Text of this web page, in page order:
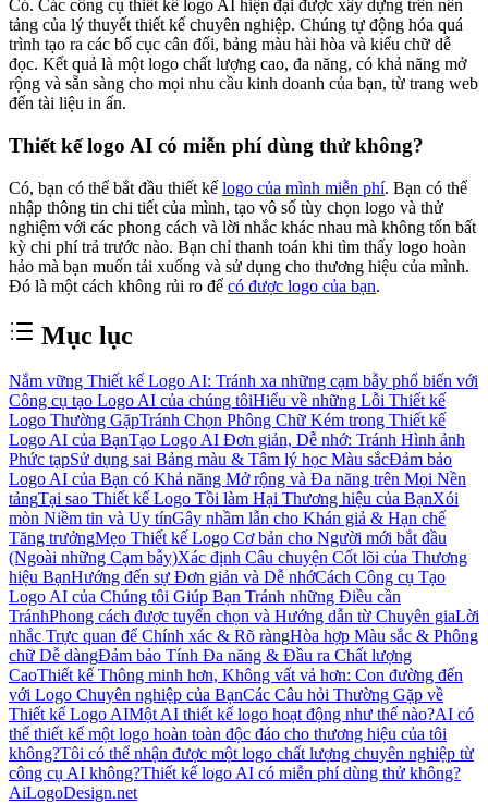
Có. Các công cụ thiết kế logo AI hiện đại được xây dựng trên nền
tảng của lý thuyết thiết kế chuyên nghiệp. Chúng tự động hóa quá
trình tạo ra các bố cục cân đối, bảng màu hài hòa và kiểu chữ dễ
đọc. Kết quả là một logo chất lượng cao, đa năng, có khả năng mở
rộng và sẵn sàng cho mọi nhu cầu kinh doanh của bạn, từ trang web
đến tài liệu in ấn.
Thiết kế logo AI có miễn phí dùng thử không?
Có, bạn có thể bắt đầu thiết kế logo của mình miễn phí. Bạn có thể
nhập thông tin chi tiết của mình, tạo vô số tùy chọn logo và thử
nghiệm với các phong cách và lời nhắc khác nhau mà không tốn bất
kỳ chi phí trả trước nào. Bạn chỉ thanh toán khi tìm thấy logo hoàn
hảo mà bạn muốn tải xuống và sử dụng cho thương hiệu của mình.
Đó là một cách không rủi ro để có được logo của bạn.
Mục lục
Nắm vững Thiết kế Logo AI: Tránh xa những cạm bẫy phổ biến với
Công cụ tạo Logo AI của chúng tôiHiểu về những Lỗi Thiết kế
Logo Thường GặpTránh Chọn Phông Chữ Kém trong Thiết kế
Logo AI của BạnTạo Logo AI Đơn giản, Dễ nhớ: Tránh Hình ảnh
Phức tạpSử dụng sai Bảng màu & Tâm lý học Màu sắcĐảm bảo
Logo AI của Bạn có Khả năng Mở rộng và Đa năng trên Mọi Nền
tảngTại sao Thiết kế Logo Tồi làm Hại Thương hiệu của BạnXói
mòn Niềm tin và Uy tínGây nhầm lẫn cho Khán giả & Hạn chế
Tăng trưởngMẹo Thiết kế Logo Cơ bản cho Người mới bắt đầu
(Ngoài những Cạm bẫy)Xác định Câu chuyện Cốt lõi của Thương
hiệu BạnHướng đến sự Đơn giản và Dễ nhớCách Công cụ Tạo
Logo AI của Chúng tôi Giúp Bạn Tránh những Điều cần
TránhPhong cách được tuyển chọn và Hướng dẫn từ Chuyên giaLời
nhắc Trực quan để Chính xác & Rõ ràngHòa hợp Màu sắc & Phông
chữ Dễ dàngĐảm bảo Tính Đa năng & Đầu ra Chất lượng
CaoThiết kế Thông minh hơn, Không vất vả hơn: Con đường đến
với Logo Chuyên nghiệp của BạnCác Câu hỏi Thường Gặp về
Thiết kế Logo AIMột AI thiết kế logo hoạt động như thế nào?AI có
thể thiết kế một logo hoàn toàn độc đáo cho thương hiệu của tôi
không?Tôi có thể nhận được một logo chất lượng chuyên nghiệp từ
công cụ AI không?Thiết kế logo AI có miễn phí dùng thử không?
AiLogoDesign.net